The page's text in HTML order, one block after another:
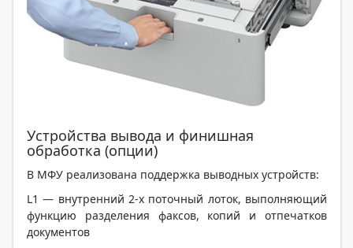
Устройства вывода и финишная
обработка (опции)
В МФУ реализована поддержка выводных устройств:
L1 — внутренний 2-х поточный лоток, выполняющий
функцию разделения факсов, копий и отпечатков
документов